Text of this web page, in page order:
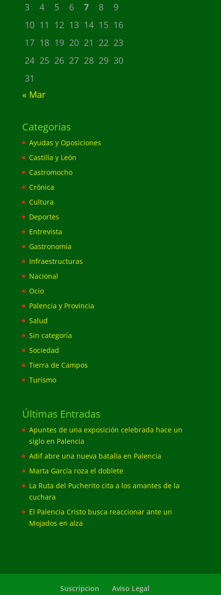
3
4 5 6 7 8
9
10 11 12 13 14 15 16
17 18 19 20 21 22 23
24 25 26 27 28 29 30
31
« Mar
Categorias
Ayudas y Oposiciones
Castilla y León
Castromocho
Crónica
Cultura
Deportes
Entrevista
Gastronomía
Infraestructuras
Nacional
Ocio
Palencia y Provincia
Salud
Sin categoría
Sociedad
Tierra de Campos
Turismo
Últimas Entradas
Apuntes de una exposición celebrada hace un
siglo en Palencia
Adif abre una nueva batalla en Palencia
Marta García roza el doblete
La Ruta del Pucherito cita a los amantes de la
cuchara
El Palencia Cristo busca reaccionar ante un
Mojados en alza
Suscripcion Aviso Legal